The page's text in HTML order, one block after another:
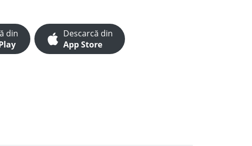
din
Descarcă din
App Store